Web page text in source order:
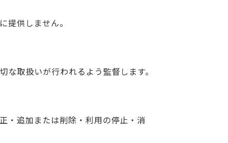
供しません。
取扱いが行われるよう監督します。
・追加または削除・利用の停止・消